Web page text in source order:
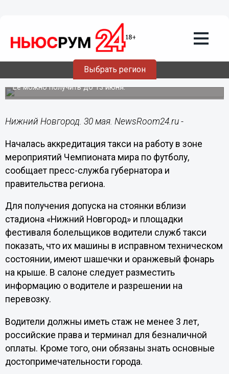
Выбрать регион
30.05.201818:00
В Нижнем Новгороде началась
аккредитация такси на ЧМ-2018
Ее можно получить до 13 июня.
Нижний Новгород. 30 мая. NewsRoom24.ru -
Началась аккредитация такси на работу в зоне
мероприятий Чемпионата мира по футболу,
сообщает пресс-служба губернатора и
правительства региона.
Для получения допуска на стоянки вблизи
стадиона «Нижний Новгород» и площадки
фестиваля болельщиков водители служб такси
показать, что их машины в исправном техническом
состоянии, имеют шашечки и оранжевый фонарь
на крыше. В салоне следует разместить
информацию о водителе и разрешении на
перевозку.
Водители должны иметь стаж не менее 3 лет,
российские права и терминал для безналичной
оплаты. Кроме того, они обязаны знать основные
достопримечательности города.